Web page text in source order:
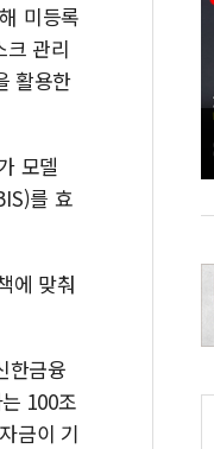
미등록
관리
활용한
모델
를 효
에 맞춰
한금융
100조
금이 기